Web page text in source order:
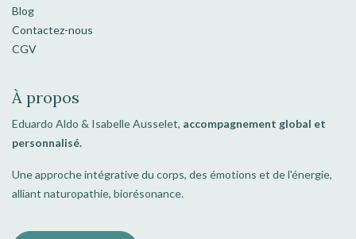
Blog
Contactez-nous
CGV
À propos
Eduardo Aldo & Isabelle Ausselet, accompagnement global et
personnalisé.
Une approche intégrative du corps, des émotions et de l'énergie,
alliant naturopathie, biorésonance.